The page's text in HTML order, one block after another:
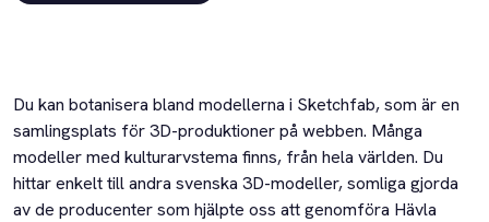
Du kan botanisera bland modellerna i Sketchfab, som är en
samlingsplats för 3D-produktioner på webben. Många
modeller med kulturarvstema finns, från hela världen. Du
hittar enkelt till andra svenska 3D-modeller, somliga gjorda
av de producenter som hjälpte oss att genomföra Hävla